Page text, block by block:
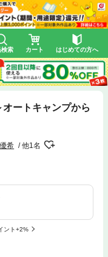
検索 カート はじめての方へ
ートキャンプから
希 他1名
ント+2%